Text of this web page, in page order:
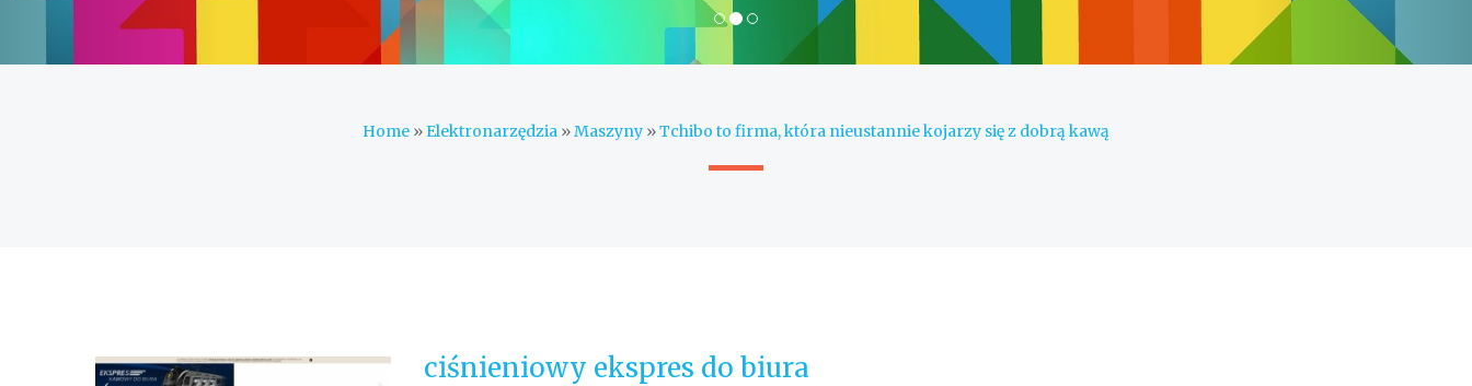
Home » Elektronarzędzia »Maszyny »Tchibo to firma, która nieustannie kojarzy się z dobrą kawą
ciśnieniowy ekspres do biura